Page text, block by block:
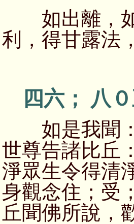
如出離，如
利，得甘露法
四六； 八
如是我聞：
世尊告諸比丘
淨眾生令得清
身觀念住；受
丘聞佛所說，